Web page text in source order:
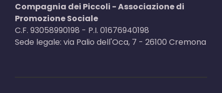
Compagnia dei Piccoli - Associazione di
Promozione Sociale
C.F. 93058990198 - P.I. 01676940198
Sede legale: via Palio dell'Oca, 7 - 26100 Cremona